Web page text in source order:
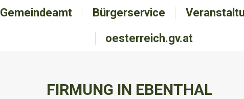
Gemeindeamt Bürgerservice
oesterreich.gv.at
FIRMUNG IN EBENTHAL
Gemeindeamt Bürgerservice
oesterreich.gv.at